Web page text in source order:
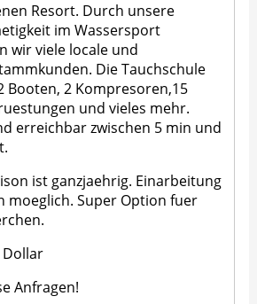
Resort. Durch unsere
im Wassersport
wir viele locale und
Die Tauchschule
Booten, 2 Kompresoren,15
und vieles mehr.
erreichbar zwischen 5 min und
ist ganzjaehrig. Einarbeitung
moeglich. Super Option fuer
Dollar
Anfragen!